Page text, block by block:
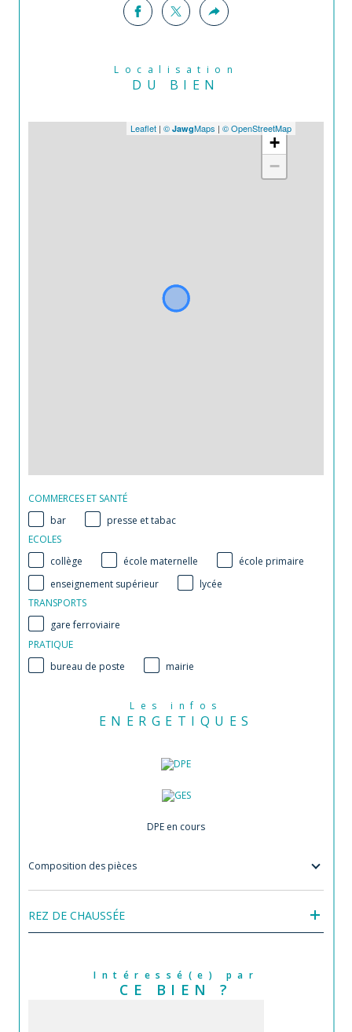
Localisation
DU BIEN
+
−
Leaflet | © JawgMaps | © OpenStreetMap
COMMERCES ET SANTÉ
bar
presse et tabac
ECOLES
collège
école maternelle
école primaire
enseignement supérieur
lycée
TRANSPORTS
gare ferroviaire
PRATIQUE
bureau de poste
mairie
Les infos
ENERGETIQUES
DPE en cours
Composition des pièces
REZ DE CHAUSSÉE
Intéressé(e) par
CE BIEN ?